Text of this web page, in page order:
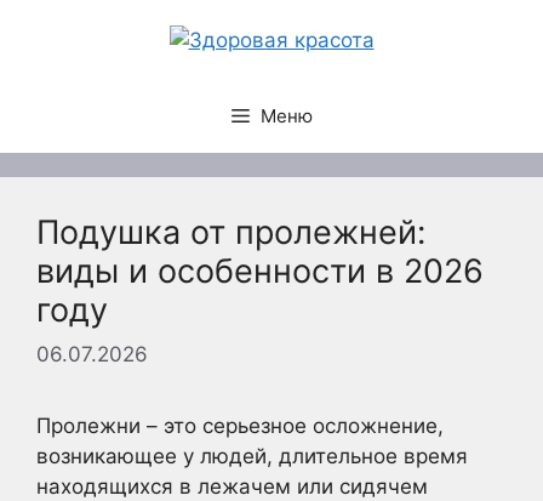
Меню
Подушка от пролежней:
виды и особенности в 2026
году
06.07.2026
Пролежни – это серьезное осложнение,
возникающее у людей, длительное время
находящихся в лежачем или сидячем